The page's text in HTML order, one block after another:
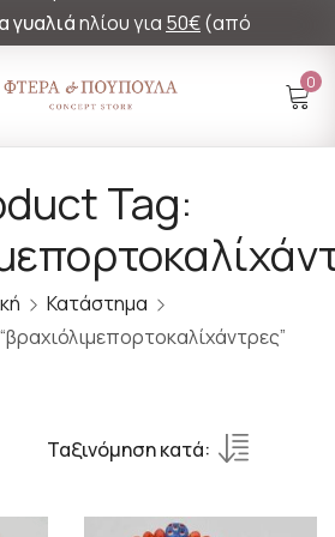
γυαλιάηλίου για 50€(από
0
Tag:
Κατάστημα
Ταξινόμηση κατά: